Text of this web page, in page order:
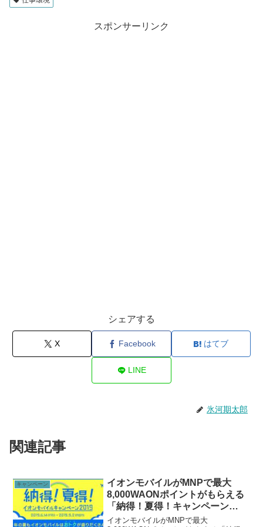
スポンサーリンク
シェアする
X Facebook はてブ
LINE
氷河期太郎
関連記事
キャンペーン
イオンモバイルがMNPで最大
8,000WAONポイントがもらえる
「納得！夏得！キャンペーン
2019」と、30GB以上の 大容量料
イオンモバイルがMNPで最大